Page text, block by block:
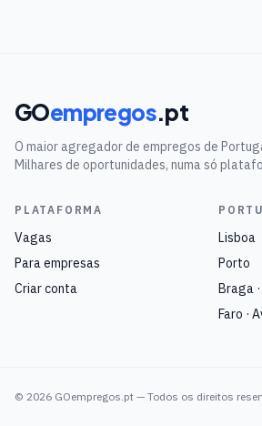
GOempregos.pt
O maior agregador de empregos de
Milhares de oportunidades, numa só
PLATAFORMA
Vagas
Para empresas
Criar conta
Lisboa
Porto
Braga
Faro ·
© 2026 GOempregos.pt — Todos os direitos